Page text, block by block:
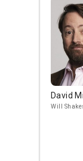
David
Will